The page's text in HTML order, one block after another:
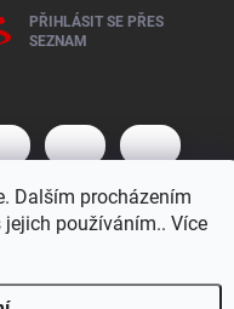
Dalším procházením
používáním.. Více
PŘIHLÁSIT SE PŘES
SEZNAM
práva vyhrazena.Upravit